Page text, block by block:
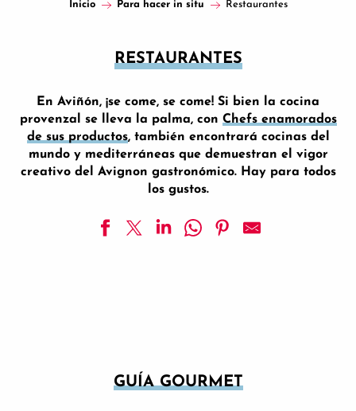
Inicio Para hacer in situ Restaurantes
RESTAURANTES
En Aviñón, ¡se come, se come! Si bien la cocina
provenzal se lleva la palma, con Chefs enamorados
de sus productos, también encontrará cocinas del
mundo y mediterráneas que demuestran el vigor
creativo del Avignon gastronómico. Hay para todos
los gustos.
Restaurante y bar de vinos Le Moutardier du Pape
GUÍA GOURMET